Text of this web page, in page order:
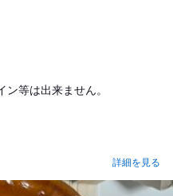
ン等は出来ません。
詳細を見る